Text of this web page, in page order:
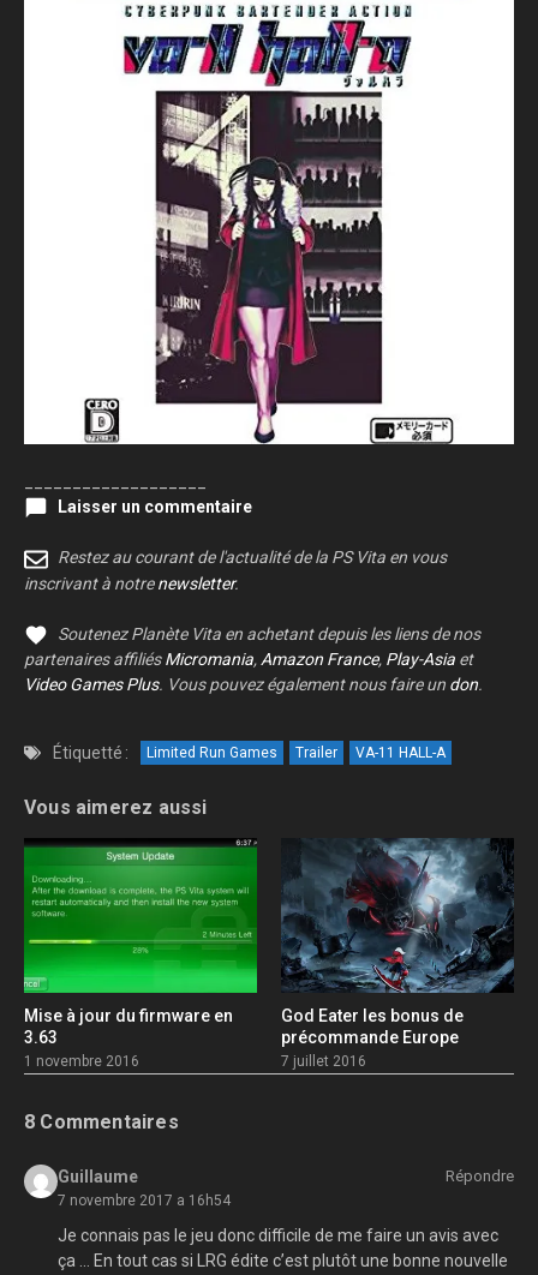
Laisser un commentaire
Restez au courant de l'actualité de la PS Vita en vous
inscrivant à notrenewsletter.
Soutenez Planète Vita en achetant depuis les liens de nos
partenaires affiliésMicromania, Amazon France, Play-Asia et
Video Games Plus. Vous pouvez également nous faire un don.
Étiquetté : Limited Run Games Trailer VA-11 HALL-A
Vous aimerez aussi
Mise à jour du firmware en
3.63
1 novembre 2016
God Eater les bonus de
précommande Europe
7 juillet 2016
8 Commentaires
Guillaume
7 novembre 2017 a 16h54
Répondre
Je connais pas le jeu donc difficile de me faire un avis avec
ça … En tout cas si LRG édite c’est plutôt une bonne nouvelle